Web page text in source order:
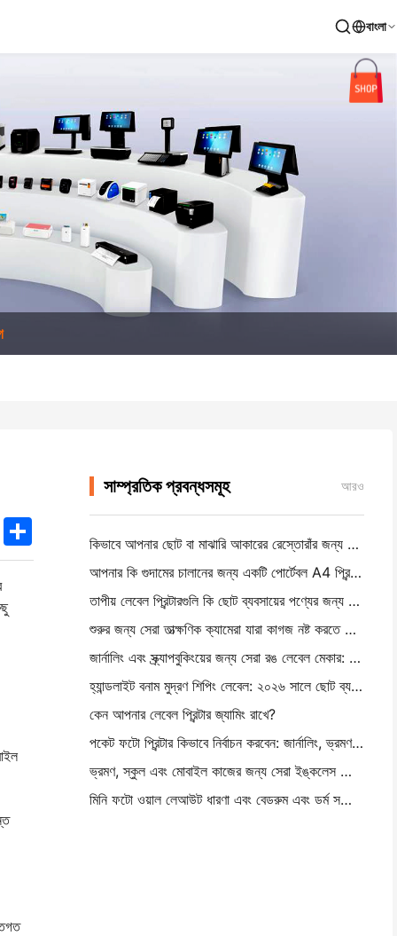
বাংলা
TwitterShare
সাম্প্রতিক প্রবন্ধসমূহ আরও
কিভাবে আপনার ছোট বা মাঝারি আকারের রেস্তোরাঁর জন্য সঠিক রেস্তোরাঁর সফটওয়্যার বেছে নিন
আপনার কি গুদামের চালানের জন্য একটি পোর্টেবল A4 প্রিন্টার প্রয়োজন? আসলে কি কাজ করে
তাপীয় লেবেল প্রিন্টারগুলি কি ছোট ব্যবসায়ের পণ্যের জন্য জলরোধী লেবেল তৈরি করতে পারে?
শুরুর জন্য সেরা তাত্ক্ষণিক ক্যামেরা যারা কাগজ নষ্ট করতে চায় না
জার্নালিং এবং স্ক্র্যাপবুকিংয়ের জন্য সেরা রঙ লেবেল মেকার: প্রতিটি পৃষ্ঠায় আরও রঙ যোগ করুন
হ্যান্ডলাইট বনাম মুদ্রণ শিপিং লেবেল: ২০২৬ সালে ছোট ব্যবসার জন্য টিপস
কেন আপনার লেবেল প্রিন্টার জ্যামিং রাখে?
পকেট ফটো প্রিন্টার কিভাবে নির্বাচন করবেন: জার্নালিং, ভ্রমণ এবং আইফোন ব্যবহারকারীদের জন্য একটি সম্পূর্ণ গাই
ভ্রমণ, স্কুল এবং মোবাইল কাজের জন্য সেরা ইঙ্কলেস পোর্টেবল প্রিন্টারঃ হানিন এমটি ৬২০ প্রো পর্যালোচনা
মিনি ফটো ওয়াল লেআউট ধারণা এবং বেডরুম এবং ডর্ম সজ্জা জন্য টিপস